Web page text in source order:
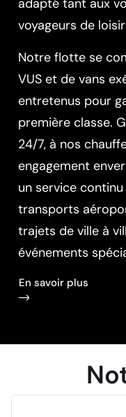
adapté tant aux
voyageurs de
Notre flotte se
VUS et de vans
entretenus pour
première classe.
24/7, à nos
engagement
un service
transports
trajets de ville à
événements
En savoir plus